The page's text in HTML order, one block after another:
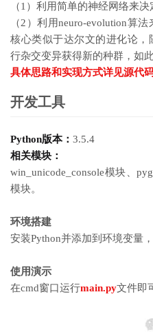
（1）利用简单的神经网络来
（2）利用neuro-evolution算
核心类似于达尔文的进化论
行杂交变异获得新的种群，如
具体思路和实现方式详见源代码
开发工具
Python版本： 3.5.4
相关模块：
win_unicode_console模块、
模块。
环境搭建
安装Python并添加到环境变量
使用演示
在cmd窗口运行main.py文件即